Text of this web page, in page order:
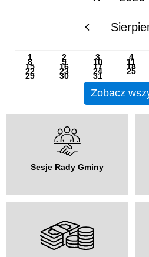
poprzedni miesiąc
1 2 3 4
8 9 10 11
15 16 17 18
22 23 24 25
29 30 31
Zobacz
Sesje Rady Gminy